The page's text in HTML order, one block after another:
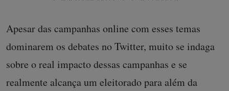
Apesar das campanhas online com esses temas
dominarem os debates no Twitter, muito se indaga
sobre o real impacto dessas campanhas e se
realmente alcança um eleitorado para além da